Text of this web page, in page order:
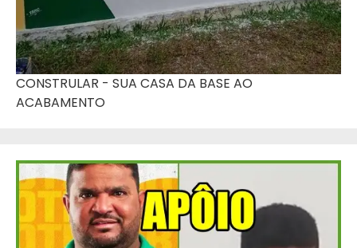
CONSTRULAR - SUA CASA DA BASE AO
ACABAMENTO